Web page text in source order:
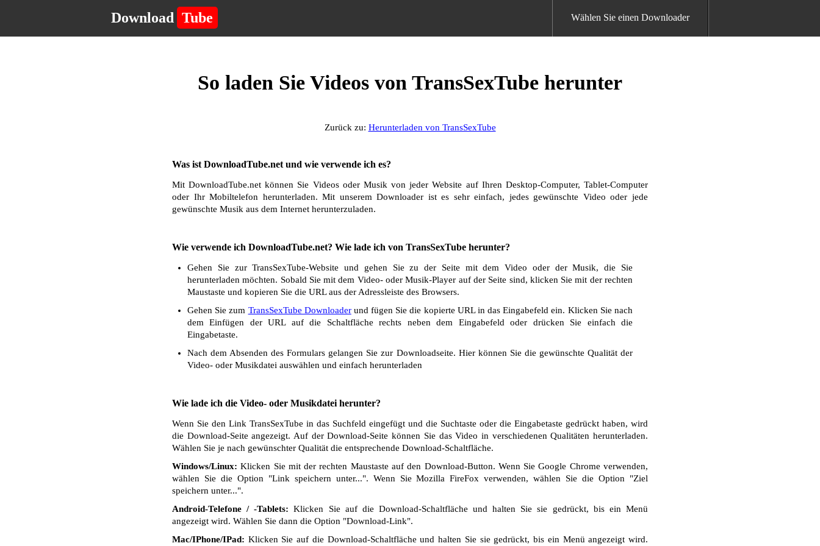
Download Tube Wählen Sie einen Downloader
So laden Sie Videos von TransSexTube herunter
Zurück zu: Herunterladen von TransSexTube
Was ist DownloadTube.net und wie verwende ich es?
Mit DownloadTube.net können Sie Videos oder Musik von jeder Website auf Ihren Desktop-Computer, Tablet-Computer
oder Ihr Mobiltelefon herunterladen. Mit unserem Downloader ist es sehr einfach, jedes gewünschte Video oder jede
gewünschte Musik aus dem Internet herunterzuladen.
Wie verwende ich DownloadTube.net? Wie lade ich von TransSexTube herunter?
Gehen Sie zur TransSexTube-Website und gehen Sie zu der Seite mit dem Video oder der Musik, die Sie
herunterladen möchten. Sobald Sie mit dem Video- oder Musik-Player auf der Seite sind, klicken Sie mit der rechten
Maustaste und kopieren Sie die URL aus der Adressleiste des Browsers.
Gehen Sie zum TransSexTube Downloaderund fügen Sie die kopierte URL in das Eingabefeld ein. Klicken Sie nach
dem Einfügen der URL auf die Schaltfläche rechts neben dem Eingabefeld oder drücken Sie einfach die
Eingabetaste.
Nach dem Absenden des Formulars gelangen Sie zur Downloadseite. Hier können Sie die gewünschte Qualität der
Video- oder Musikdatei auswählen und einfach herunterladen
Wie lade ich die Video- oder Musikdatei herunter?
Wenn Sie den Link TransSexTube in das Suchfeld eingefügt und die Suchtaste oder die Eingabetaste gedrückt haben, wird
die Download-Seite angezeigt. Auf der Download-Seite können Sie das Video in verschiedenen Qualitäten herunterladen.
Wählen Sie je nach gewünschter Qualität die entsprechende Download-Schaltfläche.
Windows/Linux: Klicken Sie mit der rechten Maustaste auf den Download-Button. Wenn Sie Google Chrome verwenden,
wählen Sie die Option "Link speichern unter...". Wenn Sie Mozilla FireFox verwenden, wählen Sie die Option "Ziel
speichern unter...".
Android-Telefone / -Tablets: Klicken Sie auf die Download-Schaltfläche und halten Sie sie gedrückt, bis ein Menü
angezeigt wird. Wählen Sie dann die Option "Download-Link".
Mac/IPhone/IPad: Klicken Sie auf die Download-Schaltfläche und halten Sie sie gedrückt, bis ein Menü angezeigt wird.